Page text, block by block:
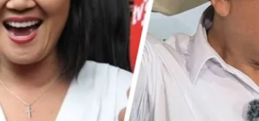
[ 05/08/2026 ]
Diputado Álvaro Jofre alerta por el futuro
Iquique
[ 05/08/2026 ] Concejo Municipal aprueba proyecto
público del sector El Boro
ALTO HOSPICIO
[ 06/08/2026 ]
El papa León XIV viajará a Uruguay,